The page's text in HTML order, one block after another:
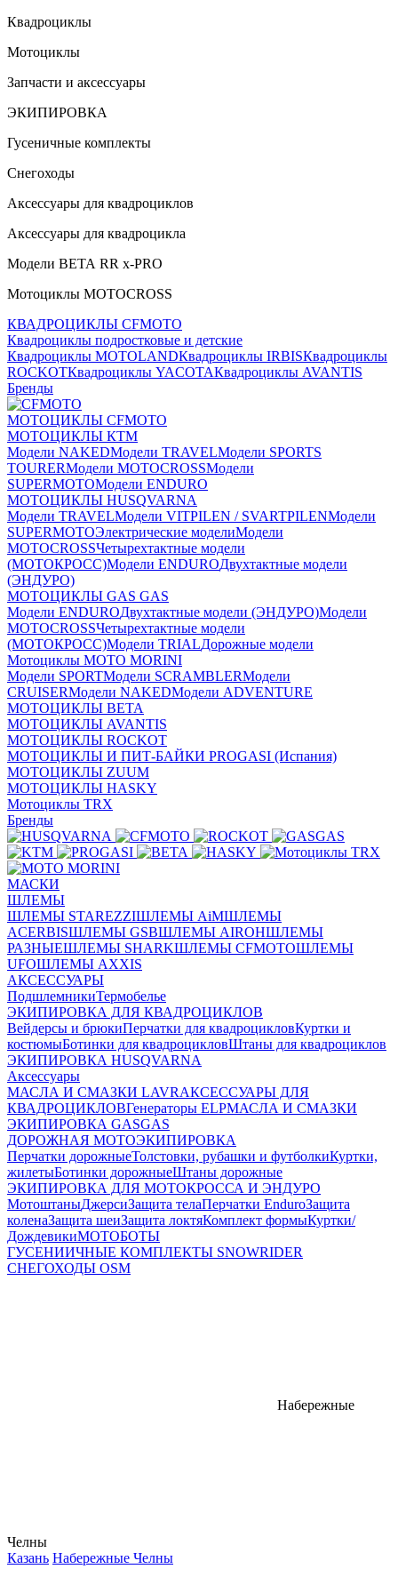
Квадроциклы
Мотоциклы
Запчасти и аксессуары
ЭКИПИРОВКА
Гусеничные комплекты
Снегоходы
Аксессуары для квадроциклов
Аксессуары для квадроцикла
Модели ВЕТА RR x-PRO
Мотоциклы MOTOCROSS
КВАДРОЦИКЛЫ CFMOTO
Квадроциклы подростковые и детские
Квадроциклы MOTOLANDКвадроциклы IRBISКвадроциклы
ROCKOTКвадроциклы YACOTAКвадроциклы AVANTIS
Бренды
МОТОЦИКЛЫ CFMOTO
МОТОЦИКЛЫ КТМ
Модели NAKEDМодели TRAVELМодели SPORTS
TOURERМодели MOTOCROSSМодели
SUPERMOTOМодели ENDURO
МОТОЦИКЛЫ HUSQVARNA
Модели TRAVELМодели VITPILEN / SVARTPILENМодели
SUPERMOTOЭлектрические моделиМодели
MOTOCROSSЧетырехтактные модели
(МОТОКРОСС)Модели ENDUROДвухтактные модели
(ЭНДУРО)
МОТОЦИКЛЫ GAS GAS
Модели ENDUROДвухтактные модели (ЭНДУРО)Модели
MOTOCROSSЧетырехтактные модели
(МОТОКРОСС)Модели TRIALДорожные модели
Мотоциклы MOTO MORINI
Модели SPORTМодели SCRAMBLERМодели
CRUISERМодели NAKEDМодели ADVENTURE
МОТОЦИКЛЫ BETA
МОТОЦИКЛЫ AVANTIS
МОТОЦИКЛЫ ROCKOT
МОТОЦИКЛЫ И ПИТ-БАЙКИ PROGASI (Испания)
МОТОЦИКЛЫ ZUUM
МОТОЦИКЛЫ HASKY
Мотоциклы TRX
Бренды
МАСКИ
ШЛЕМЫ
ШЛЕМЫ STAREZZIШЛЕМЫ AiMШЛЕМЫ
ACERBISШЛЕМЫ GSBШЛЕМЫ AIROHШЛЕМЫ
РАЗНЫЕШЛЕМЫ SHARKШЛЕМЫ CFMOTOШЛЕМЫ
UFOШЛЕМЫ AXXIS
АКСЕССУАРЫ
ПодшлемникиТермобелье
ЭКИПИРОВКА ДЛЯ КВАДРОЦИКЛОВ
Вейдерсы и брюкиПерчатки для квадроцикловКуртки и
костюмыБотинки для квадроцикловШтаны для квадроциклов
ЭКИПИРОВКА HUSQVARNA
Аксессуары
МАСЛА И СМАЗКИ LAVRАКСЕССУАРЫ ДЛЯ
КВАДРОЦИКЛОВГенераторы ELPМАСЛА И СМАЗКИ
ЭКИПИРОВКА GASGAS
ДОРОЖНАЯ МОТОЭКИПИРОВКА
Перчатки дорожныеТолстовки, рубашки и футболкиКуртки,
жилетыБотинки дорожныеШтаны дорожные
ЭКИПИРОВКА ДЛЯ МОТОКРОССА И ЭНДУРО
МотоштаныДжерсиЗащита телаПерчатки EnduroЗащита
коленаЗащита шеиЗащита локтяКомплект формыКуртки/
ДождевикиМОТОБОТЫ
ГУСЕНИИЧНЫЕ КОМПЛЕКТЫ SNOWRIDER
СНЕГОХОДЫ OSM
Набережные
Челны
Казань Набережные Челны